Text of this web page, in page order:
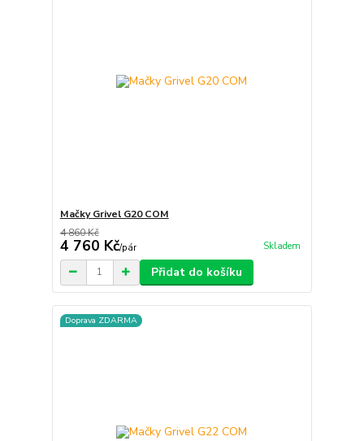
Mačky Grivel G20 COM
4 860 Kč
4 760 Kč/pár Skladem
Přidat do košíku
Doprava ZDARMA